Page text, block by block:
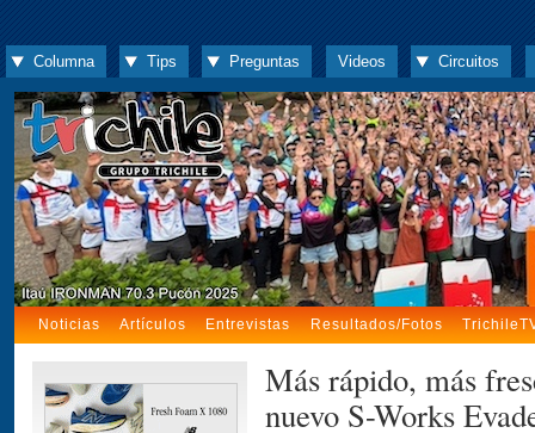
Columna Tips Preguntas Videos Circuitos
Noticias Artículos Entrevistas Resultados/Fotos
Más rápido, más
nuevo S-Works